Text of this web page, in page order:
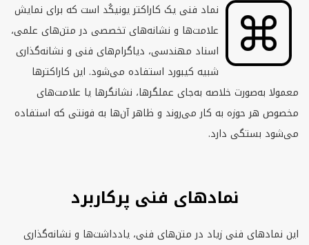
نماد فنی یک کاراکتر یونیكُد است که برای نمایش
علامت‌ها و نشانه‌های تخصصی در متن‌های علمی،
اسناد مهندسی، دیاگرام‌های فنی و نشانه‌گذاری
شبیه کیبورد استفاده می‌شود. این کاراکترها
معمولا به‌صورت خلاصه به‌جای عملگرها، نشانگرها یا علامت‌های
مخصوص هر حوزه به کار می‌روند و ظاهر آن‌ها به فونتی که استفاده
می‌شود بستگی دارد.
نمادهای فنی پرکاربرد
این نمادهای فنی زیاد در متن‌های فنی، یادداشت‌ها و نشانه‌گذاری